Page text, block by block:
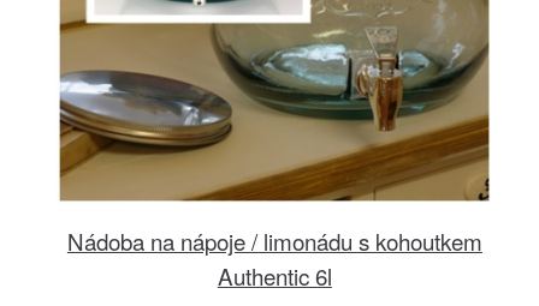
Nádoba na nápoje / limonádu s kohoutkem
Authentic 6l